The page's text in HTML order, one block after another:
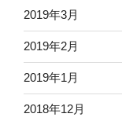
2019年3月
2019年2月
2019年1月
2018年12月